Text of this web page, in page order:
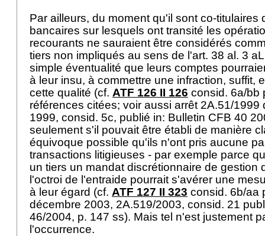
Par ailleurs, du moment qu'il sont co-titulaires
bancaires sur lesquels ont transité les
recourants ne sauraient être considérés
tiers non impliqués au sens de l'art. 38 al. 3
simple éventualité que leurs comptes
à leur insu, à commettre une infraction, suffit,
cette qualité (cf. ATF 126 II 126 consid. 6a/bb
références citées; voir aussi arrêt 2A.51/1999
1999, consid. 5c, publié in: Bulletin CFB 40
seulement s'il pouvait être établi de manière
équivoque possible qu'ils n'ont pris aucune
transactions litigieuses - par exemple parce
un tiers un mandat discrétionnaire de gestion
l'octroi de l'entraide pourrait s'avérer une
à leur égard (cf. ATF 127 II 323 consid. 6b/aa
décembre 2003, 2A.519/2003, consid. 21
46/2004, p. 147 ss). Mais tel n'est justement
l'occurrence.